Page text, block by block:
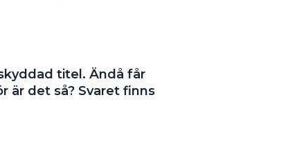
titel. Ändå får
är det så? Svaret finns